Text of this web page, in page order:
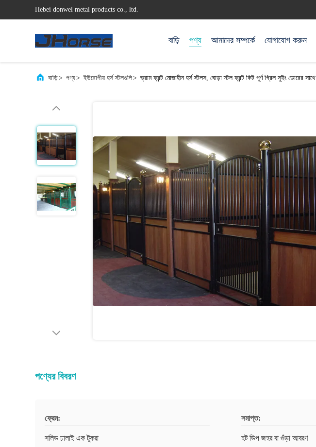
Hebei donwel metal products co., ltd.
বাড়ি পণ্য আমাদের সম্পর্কে যোগাযোগ করুন
বাড়ি> পণ্য> ইউরোপীয় হর্স স্টলগুলি> ভ্রাম ফ্রন্ট মোজাহীন হর্স স্টলস, ঘোড়া স্টল ফ্রন্ট কিট পূর্ণ গ্রিল সুইং ডোরের সাথে
পণ্যের বিবরণ
ফ্রেম:
সলিড ঢালাই এক টুকরা
সমাপ্ত:
হট ডিপ জহর বা গুঁড়া আবরণ